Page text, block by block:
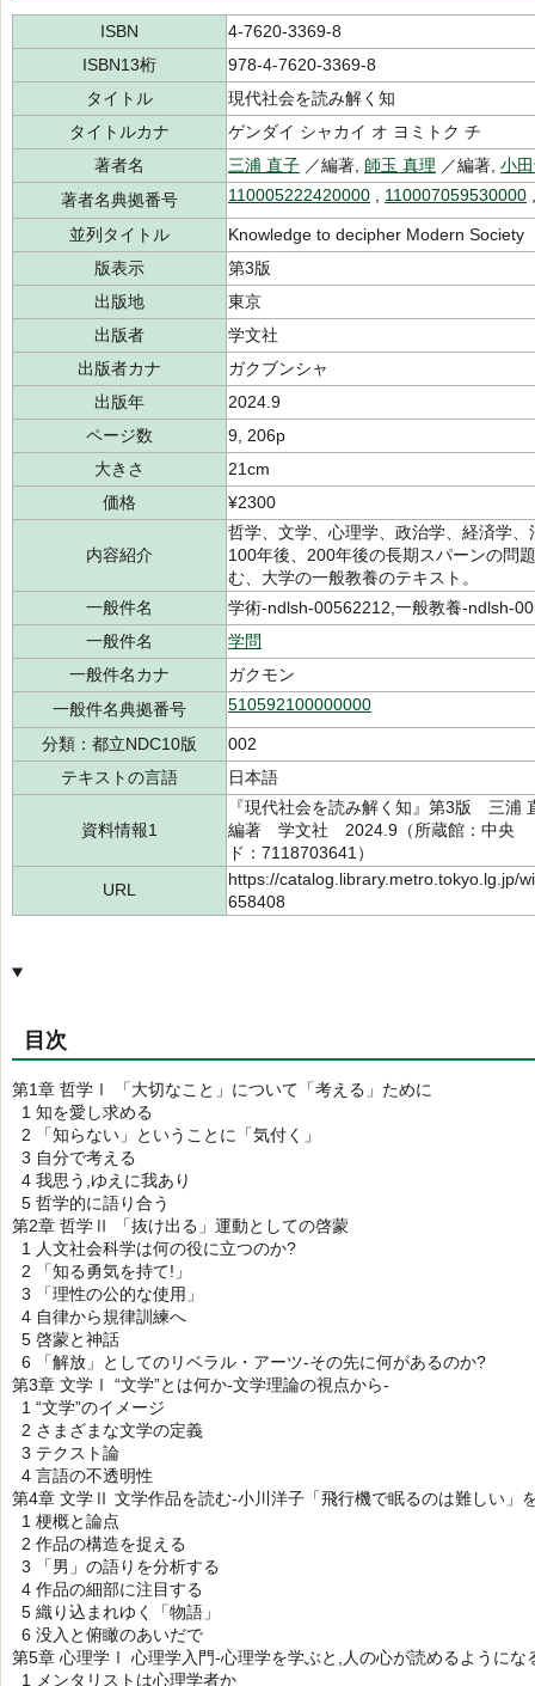
ISBN
4-7620-3369-8
ISBN13桁
978-4-7620-3369-8
タイトル
現代社会を読み解く知
タイトルカナ
ゲンダイ シャカイ オ ヨミトク チ
著者名
三浦 直子 ／編著, 師玉 真理 ／編著, 小
著者名典拠番号
110005222420000 110007059530000
並列タイトル
Knowledge to decipher Modern Society
版表示
第3版
出版地
東京
出版者
学文社
出版者カナ
ガクブンシャ
出版年
2024.9
ページ数
9, 206p
大きさ
21cm
価格
¥2300
内容紹介
哲学、文学、心理学、政治学、経済学
100年後、200年後の長期スパーンの問
む、大学の一般教養のテキスト。
一般件名
学術-ndlsh-00562212,一般教養-ndlsh-
一般件名
学問
一般件名カナ
ガクモン
一般件名典拠番号
510592100000000
分類：都立NDC10版
002
テキストの言語
日本語
資料情報1
『現代社会を読み解く知』第3版 三浦
編著 学文社 2024.9（所蔵館：中央
ド：7118703641）
URL
https://catalog.library.metro.tokyo.lg.jp/
658408
目次
第1章 哲学Ⅰ 「大切なこと」について「考える」ために
1 知を愛し求める
2 「知らない」ということに「気付く」
3 自分で考える
4 我思う,ゆえに我あり
5 哲学的に語り合う
第2章 哲学Ⅱ 「抜け出る」運動としての啓蒙
1 人文社会科学は何の役に立つのか?
2 「知る勇気を持て!」
3 「理性の公的な使用」
4 自律から規律訓練へ
5 啓蒙と神話
6 「解放」としてのリベラル・アーツ-その先に何があるのか?
第3章 文学Ⅰ “文学”とは何か-文学理論の視点から-
1 “文学”のイメージ
2 さまざまな文学の定義
3 テクスト論
4 言語の不透明性
第4章 文学Ⅱ 文学作品を読む-小川洋子「飛行機で眠るのは難しい」
1 梗概と論点
2 作品の構造を捉える
3 「男」の語りを分析する
4 作品の細部に注目する
5 織り込まれゆく「物語」
6 没入と俯瞰のあいだで
第5章 心理学Ⅰ 心理学入門-心理学を学ぶと,人の心が読めるようにな
1 メンタリストは心理学者か